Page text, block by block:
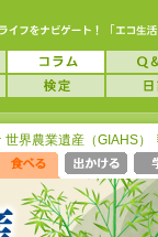
世界農業遺産（GIAHS）